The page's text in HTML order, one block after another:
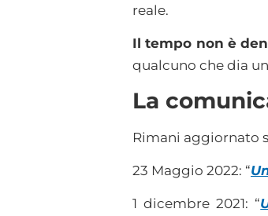
reale.
Il tempo non è
qualcuno che dia
La
Rimani aggiornato
23 Maggio 2022: “
1 dicembre 2021: “